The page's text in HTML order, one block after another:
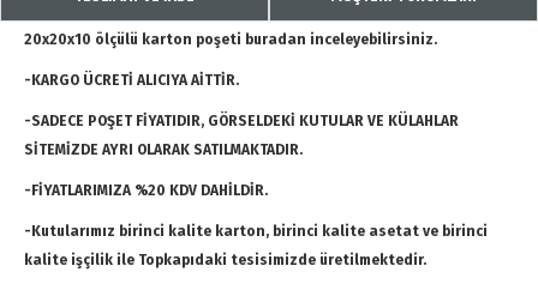
20x20x10 ölçülü karton poşeti buradan inceleyebilirsiniz.
-KARGO ÜCRETİ ALICIYA AİTTİR.
-SADECE POŞET FİYATIDIR, GÖRSELDEKİ KUTULAR VE KÜLAHLAR
SİTEMİZDE AYRI OLARAK SATILMAKTADIR.
-FİYATLARIMIZA %20 KDV DAHİLDİR.
-Kutularımız birinci kalite karton, birinci kalite asetat ve birinci
kalite işçilik ile Topkapıdaki tesisimizde üretilmektedir.